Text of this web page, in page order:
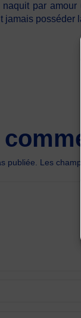
par amour
jamais posséder
publiée. Les